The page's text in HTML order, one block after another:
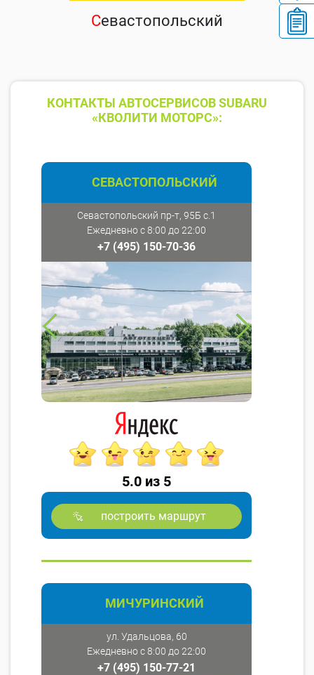
Севастопольский
КОНТАКТЫ АВТОСЕРВИСОВ SUBARU
«КВОЛИТИ МОТОРС»:
СЕВАСТОПОЛЬСКИЙ
Севастопольский пр-т, 95Б с.1
Ежедневно с 8:00 до 22:00
+7 (495) 150-70-36
5.0 из 5
построить маршрут
МИЧУРИНСКИЙ
ул. Удальцова, 60
Ежедневно с 8:00 до 22:00
+7 (495) 150-77-21